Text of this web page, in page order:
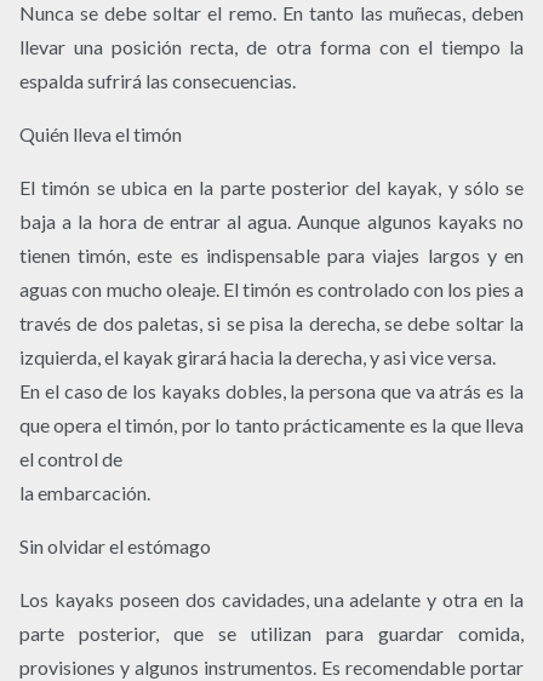
Nunca se debe soltar el remo. En tanto las muñecas, deben
llevar una posición recta, de otra forma con el tiempo la
espalda sufrirá las consecuencias.
Quién lleva el timón
El timón se ubica en la parte posterior del kayak, y sólo se
baja a la hora de entrar al agua. Aunque algunos kayaks no
tienen timón, este es indispensable para viajes largos y en
aguas con mucho oleaje. El timón es controlado con los pies a
través de dos paletas, si se pisa la derecha, se debe soltar la
izquierda, el kayak girará hacia la derecha, y asi vice versa.
En el caso de los kayaks dobles, la persona que va atrás es la
que opera el timón, por lo tanto prácticamente es la que lleva
el control de
la embarcación.
Sin olvidar el estómago
Los kayaks poseen dos cavidades, una adelante y otra en la
parte posterior, que se utilizan para guardar comida,
provisiones y algunos instrumentos. Es recomendable portar